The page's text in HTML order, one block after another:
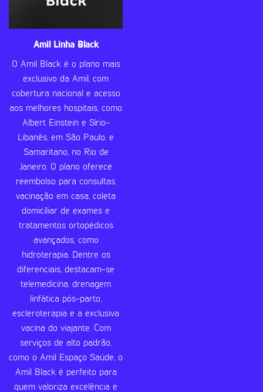
Amil Linha Black
O Amil Black é o plano mais
exclusivo da Amil, com
cobertura nacional e acesso
aos melhores hospitais, como
Albert Einstein e Sírio-
Libanês, em São Paulo, e
Samaritano, no Rio de
Janeiro. O plano oferece
reembolso para consultas,
vacinação em casa, coleta
domiciliar de exames e
tratamentos ortopédicos
avançados, como
hidroterapia. Dentre os
diferenciais, destacam-se
telemedicina, drenagem
linfática pós-parto,
escleroterapia e a exclusiva
vacina do viajante. Com
serviços de alto padrão,
como o Amil Espaço Saúde, o
Amil Black é perfeito para
quem valoriza excelência e